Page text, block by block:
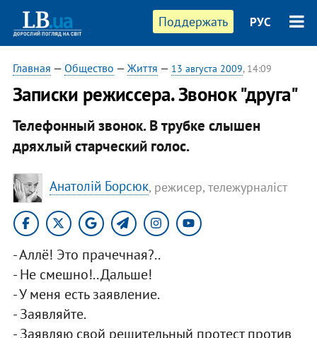
Поддержать РУС
Главная — Общество — Життя — 13 августа 2009, 14:09
Записки режиссера. Звонок "друга"
Телефонный звонок. В трубке слышен
дряхлый старческий голос.
Анатолій Борсюк, режисер, тележурналіст
- Аллё! Это прачечная?..
- Не смешно!.. Дальше!
- У меня есть заявление.
- Заявляйте.
- Заявляю свой решительный протест против